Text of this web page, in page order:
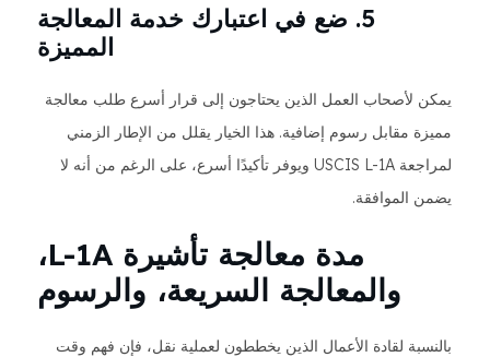
5. ضع في اعتبارك خدمة المعالجة
المميزة
يمكن لأصحاب العمل الذين يحتاجون إلى قرار أسرع طلب معالجة
مميزة مقابل رسوم إضافية. هذا الخيار يقلل من الإطار الزمني
لمراجعة USCIS L-1A ويوفر تأكيدًا أسرع، على الرغم من أنه لا
يضمن الموافقة.
مدة معالجة تأشيرة L-1A،
والمعالجة السريعة، والرسوم
بالنسبة لقادة الأعمال الذين يخططون لعملية نقل، فإن فهم وقت